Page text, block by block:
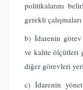
politikalarını
gerekli
b) İdarenin görev
ve kalite ölçütleri
diğer görevleri
c) İdarenin